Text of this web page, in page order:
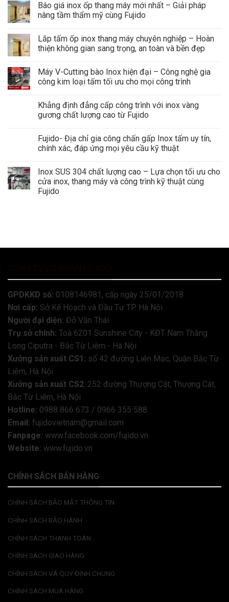
Báo giá inox ốp thang máy mới nhất – Giải pháp
nâng tầm thẩm mỹ cùng Fujido
Lắp tấm ốp inox thang máy chuyên nghiệp – Hoàn
thiện không gian sang trọng, an toàn và bền đẹp
Máy V-Cutting bào Inox hiện đại – Công nghệ gia
công kim loại tấm tối ưu cho mọi công trình
Khẳng định đẳng cấp công trình với inox vàng
gương chất lượng cao từ Fujido
Fujido- Địa chỉ gia công chấn gấp Inox tấm uy tín,
chính xác, đáp ứng mọi yêu cầu kỹ thuật
Inox SUS 304 chất lượng cao – Lựa chọn tối ưu cho
cửa inox, thang máy và công trình kỹ thuật cùng
Fujido
GPDKKD số: 0108146981, cấp ngày 25/01/2018
Nơi cấp: Sở Kế Hoạch và Đầu Tư TP Hà Nội.
Người đại diện: Đỗ Văn Thái
Trụ sở chính: Toà 6201 Sunshine City - KĐT Nam Thăng
Long Ciputra - Bắc Từ Liêm - Hà Nội
Xưởng sản xuất CS1: số 42 đường Liên Mạc, Quận Bắc Từ
Liêm, Hà Nội
Xưởng sản xuất CS2: 252 đường Thượng Cát, Thượng Cát,
Bắc Từ Liêm, Hà Nội
Hotline: 0988 866 673 / 0966 355 588
Email: fujidovietnam@gmail.com
Fanpage: www.facebook.com/fujido.vn
Website: www.fujido.vn
CHÍNH SÁCH BÁN HÀNG
CHÍNH SÁCH BẢO MẬT THÔNG TIN
CHÍNH SÁCH BẢO HÀNH
CHÍNH SÁCH THANH TOÁN
CHÍNH SÁCH GIAO HÀNG
CHÍNH SÁCH VÀ QUY ĐỊNH CHUNG
CHÍNH SÁCH MUA HÀNG